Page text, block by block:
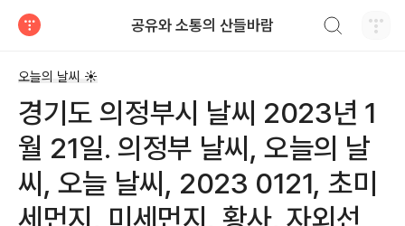
공유와 소통의 산들바람
오늘의 날씨 ☀
경기도 의정부시 날씨 2023년 1
월 21일. 의정부 날씨, 오늘의 날
씨, 오늘 날씨, 2023 0121, 초미
세먼지, 미세먼지, 황사, 자외선